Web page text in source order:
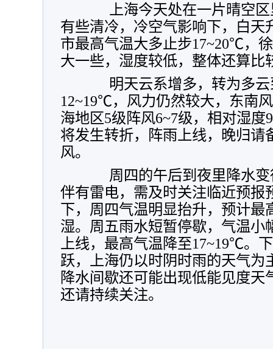
上海今天处在一片晴空区
有些清冷，冷空气影响下，白天
市最高气温大多止步17~20℃，
大一些，湿度较低，整体还算比
明天云系增多，转为多云
12~19℃，风力仍然较大，东南
海地区5级阵风6~7级，相对湿度
将发生转折，阵雨上线，晚归请
风。
周四的午后到夜里降水变
伴有雷电，需及时关注临近预报
下，周四气温明显抬升，预计
湿。周五雨水短暂停歇，气温小
上线，最高气温降至17~19℃。
跃，上海仍以时阴时雨的天气为
降水间歇还可能出现低能见度天
还请持续关注。